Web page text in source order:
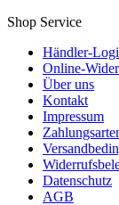
Shop Service
Händler-
Online-
Über uns
Kontakt
Impressum
Datenschutz
AGB